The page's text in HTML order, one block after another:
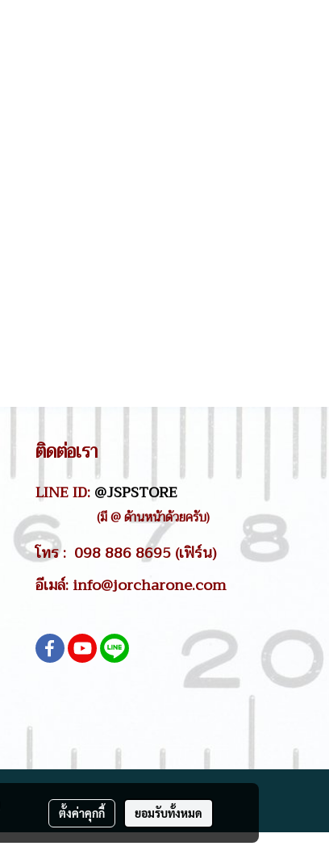
ติดต่อเรา
LINE ID:@JSPSTORE
(มี @ ด้านหน้าด้วยครับ)
โทร : 098 886 8695 (เฟิร์น)
อีเมล์: info@jorcharone.com
ตั้งค่าคุกกี้ ยอมรับทั้งหมด